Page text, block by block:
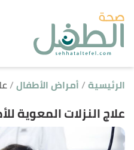
الرئيسية أمراض الأطفال
علاج النزلات المعوية